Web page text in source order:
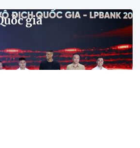
tên ở hàng loạt hạng mục
Awards 2026 sau mùa giải
Công an TPHCM giành ngôi